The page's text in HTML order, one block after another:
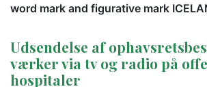
word mark and figurative mark
Udsendelse af
værker via tv og radio på
hospitaler